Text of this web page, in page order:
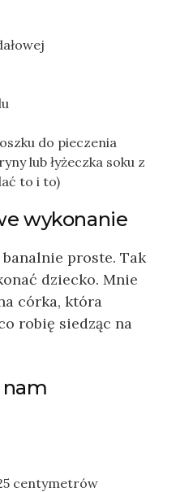
do pieczenia
lub łyżeczka soku z
to i to)
wykonanie
proste. Tak
dziecko. Mnie
córka, która
robię siedząc na
centymetrów